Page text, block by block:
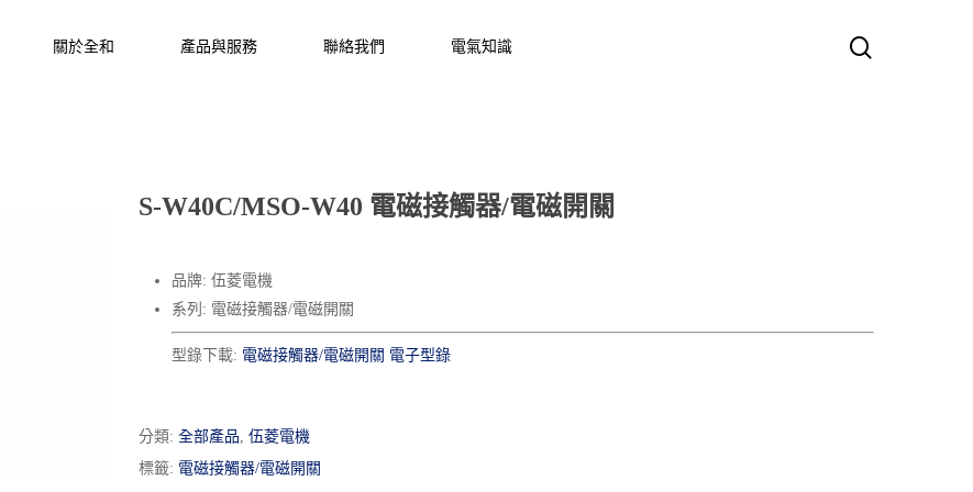
關於全和 產品與服務 聯絡我們 電氣知識
S-W40C/MSO-W40 電磁接觸器/電磁開關
品牌: 伍菱電機
系列: 電磁接觸器/電磁開關
型錄下載: 電磁接觸器/電磁開關 電子型錄
分類: 全部產品, 伍菱電機
標籤: 電磁接觸器/電磁開關